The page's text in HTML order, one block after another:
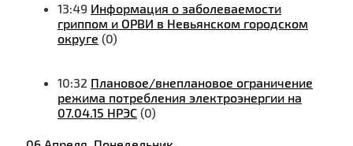
13:49 Информация о заболеваемости
гриппом и ОРВИ в Невьянском городском
округе (0)
10:32 Плановое/внеплановое ограничение
режима потребления электроэнергии на
07.04.15 НРЭС (0)